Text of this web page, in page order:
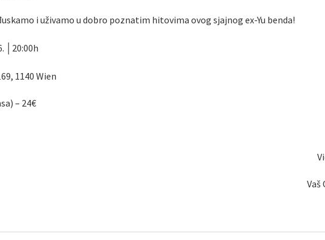
i uživamo u dobro poznatim hitovima ovog sjajnog ex-Yu benda!
│20:00h
1140 Wien
– 24€
Vaš